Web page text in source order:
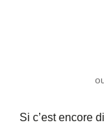
Si c’est encore